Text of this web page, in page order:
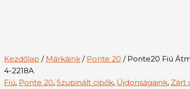
Kezdőlap / Márkáink / Ponte 20 / Ponte20 Fiú
4-2218A
Fiú, Ponte 20, Szupinált cipők, Újdonságaink, Zárt